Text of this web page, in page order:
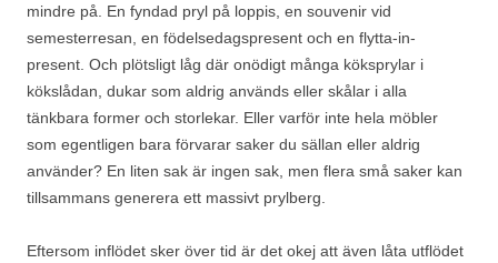
mindre på. En fyndad pryl på loppis, en souvenir vid
semesterresan, en födelsedagspresent och en flytta-in-
present. Och plötsligt låg där onödigt många köksprylar i
kökslådan, dukar som aldrig används eller skålar i alla
tänkbara former och storlekar. Eller varför inte hela möbler
som egentligen bara förvarar saker du sällan eller aldrig
använder? En liten sak är ingen sak, men flera små saker kan
tillsammans generera ett massivt prylberg.
Eftersom inflödet sker över tid är det okej att även låta utflödet